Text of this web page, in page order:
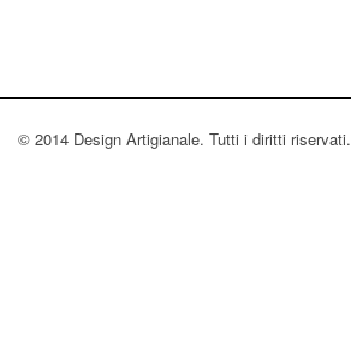
© 2014 Design Artigianale. Tutti i diritti riservati.